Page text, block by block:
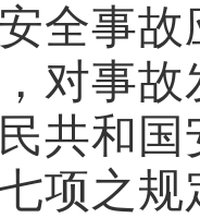
全事
对事故
民共和
项之规